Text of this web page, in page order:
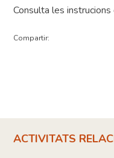
Consulta les instrucions
Compartir:
ACTIVITATS